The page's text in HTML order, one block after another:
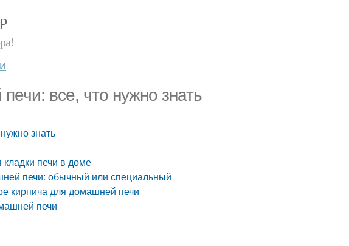
все, что нужно знать
знать
печи в доме
печи: обычный или специальный
кирпича для домашней печи
печи